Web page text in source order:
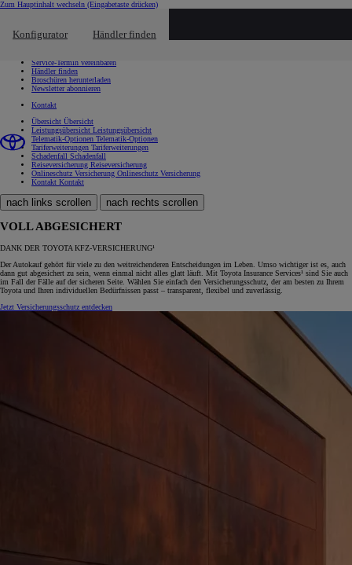
Zum Hauptinhalt wechseln (Eingabetaste drücken)
Konfigurator Händler finden
Schnellzugriff Klicken um das Reach-Out-Menü zu schließen
Service-Termin vereinbaren
Händler finden
Broschüren herunterladen
Newsletter abonnieren
Kontakt
Übersicht Übersicht
Leistungsübersicht Leistungsübersicht
Telematik-Optionen Telematik-Optionen
Tariferweiterungen Tariferweiterungen
Schadenfall Schadenfall
Reiseversicherung Reiseversicherung
Onlineschutz Versicherung Onlineschutz Versicherung
Kontakt Kontakt
nach links scrollen nach rechts scrollen
VOLL ABGESICHERT
DANK DER TOYOTA KFZ-VERSICHERUNG¹
Der Autokauf gehört für viele zu den weitreichenderen Entscheidungen im Leben. Umso wichtiger ist es, auch
dann gut abgesichert zu sein, wenn einmal nicht alles glatt läuft. Mit Toyota Insurance Services¹ sind Sie auch
im Fall der Fälle auf der sicheren Seite. Wählen Sie einfach den Versicherungsschutz, der am besten zu Ihrem
Toyota und Ihren individuellen Bedürfnissen passt – transparent, flexibel und zuverlässig.
Jetzt Versicherungsschutz entdecken